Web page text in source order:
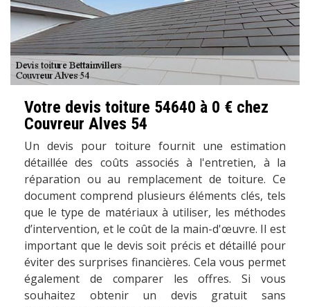
Votre devis toiture 54640 à 0 € chez
Couvreur Alves 54
Un devis pour toiture fournit une estimation
détaillée des coûts associés à l'entretien, à la
réparation ou au remplacement de toiture. Ce
document comprend plusieurs éléments clés, tels
que le type de matériaux à utiliser, les méthodes
d’intervention, et le coût de la main-d'œuvre. Il est
important que le devis soit précis et détaillé pour
éviter des surprises financières. Cela vous permet
également de comparer les offres. Si vous
souhaitez obtenir un devis gratuit sans